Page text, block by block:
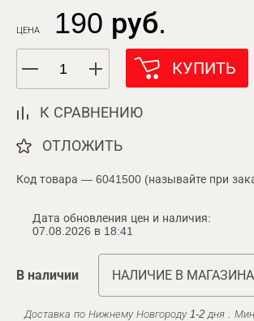
ЦЕНА 190 руб.
КУПИТЬ
К СРАВНЕНИЮ
ОТЛОЖИТЬ
Код товара — 6041500 (называйте при
Дата обновления цен и наличия:
07.08.2026 в 18:41
В наличии НАЛИЧИЕ В
Доставка по Нижнему Новгороду 1-2 дня .